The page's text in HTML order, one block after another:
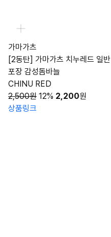
가마가츠
[2동탄] 가마가츠 치누레드 일반
포장 감성돔바늘
CHINU RED
2,500원 12% 2,200원
상품링크